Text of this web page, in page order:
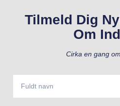
Tilmeld Dig
Om
Cirka en gang